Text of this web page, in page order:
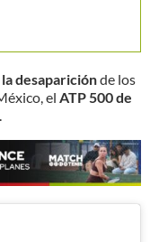
desapariciónde los
el ATP 500 de